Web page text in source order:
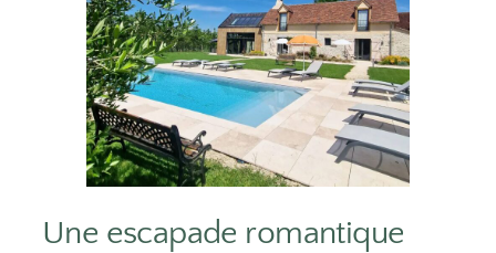
Une escapade romantique